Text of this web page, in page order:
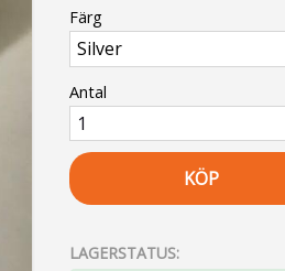
Färg
Antal
KÖP
LAGERSTATUS